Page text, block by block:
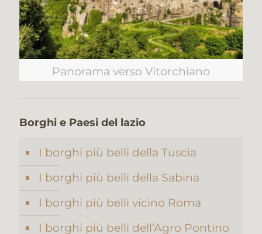
Panorama verso Vitorchiano
Borghi e Paesi del lazio
I borghi più belli della Tuscia
I borghi più belli della Sabina
I borghi più belli vicino Roma
I borghi più belli dell’Agro Pontino